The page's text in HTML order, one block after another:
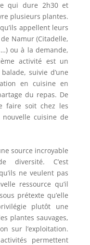
qui dure 2h30 et
plusieurs plantes.
appellent leurs
Namur (Citadelle,
ou à la demande,
activité est un
suivie d’une
en cuisine en
du repas. De
faire soit chez les
cuisine de
source incroyable
diversité. C’est
ne veulent pas
ressource qu’il
prétexte qu’elle
plutôt une
plantes sauvages,
sur l’exploitation.
permettent